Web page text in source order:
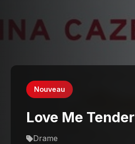
Nouveau
Love Me Tender
Drame